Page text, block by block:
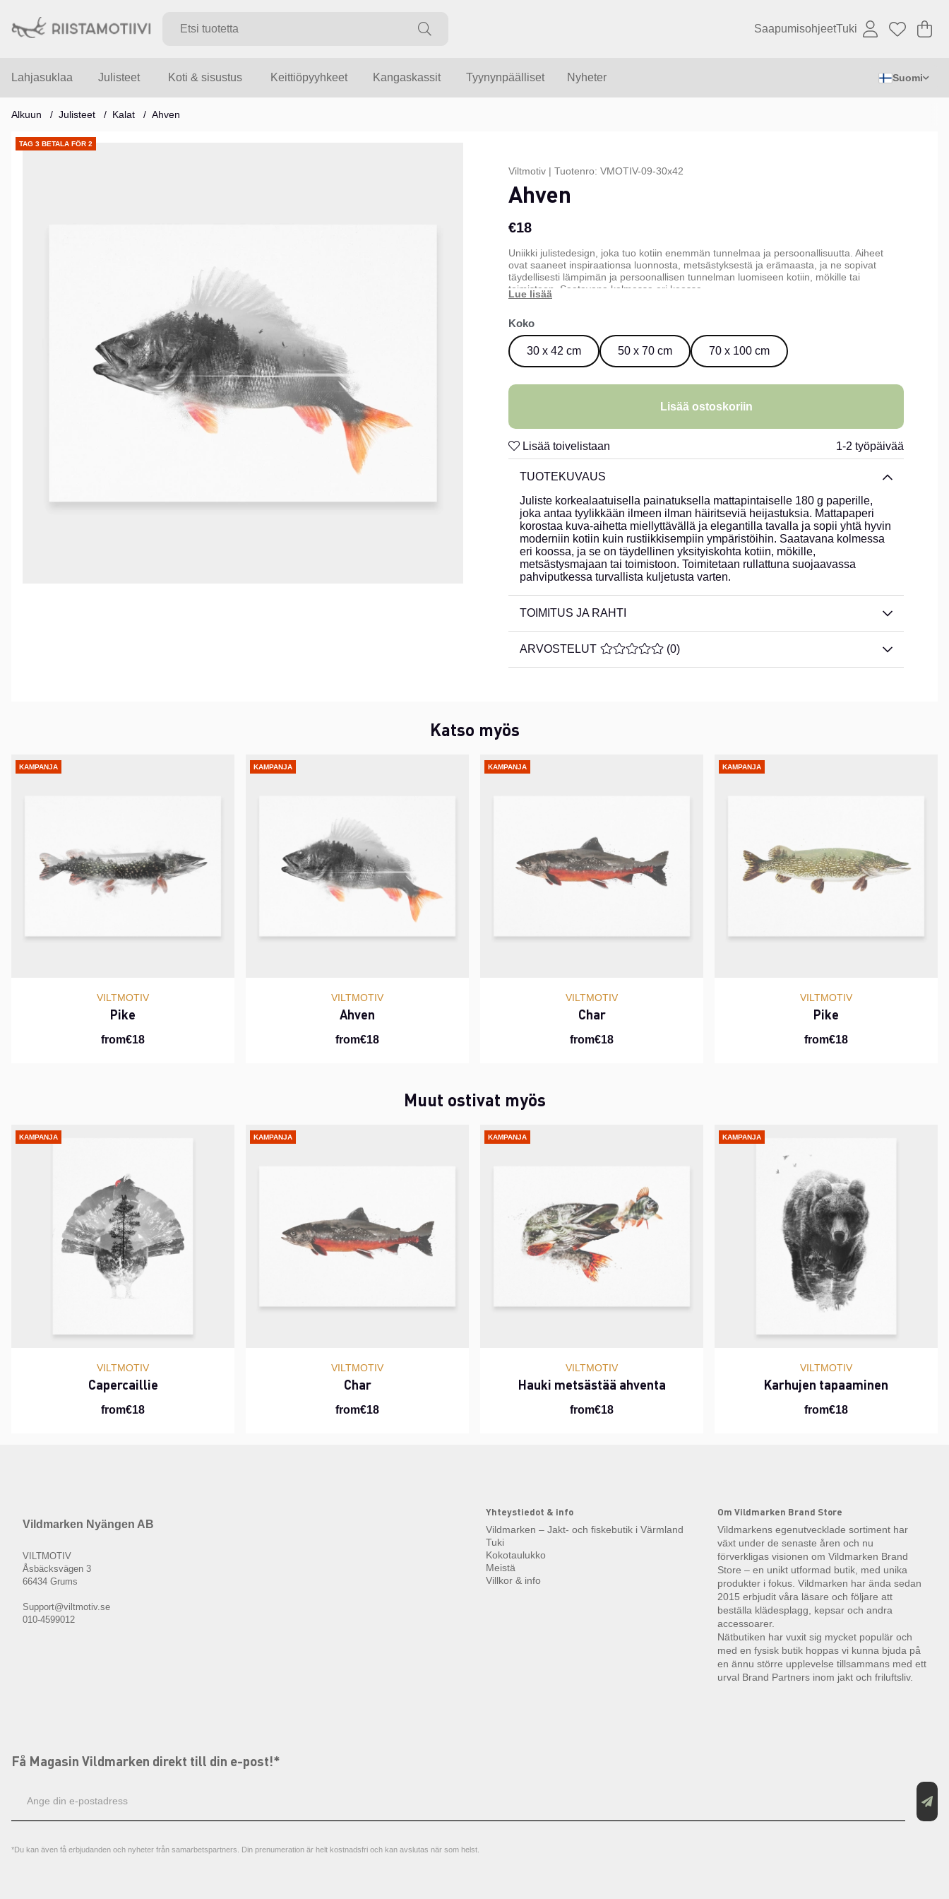
SaapumisohjeetTuki .
Lahjasuklaa Julisteet Koti & sisustus Keittiöpyyhkeet Kangaskassit Tyynynpäälliset Nyheter Suomi
Alkuun Julisteet Kalat Ahven
TAG 3 BETALA FÖR 2
Tuotekuvat
Viltmotiv | Tuotenro: VMOTIV-09-30x42
Ahven
€18
Uniikki julistedesign, joka tuo kotiin enemmän tunnelmaa ja persoonallisuutta. Aiheet
ovat saaneet inspiraationsa luonnosta, metsästyksestä ja erämaasta, ja ne sopivat
täydellisesti lämpimän ja persoonallisen tunnelman luomiseen kotiin, mökille tai
toimistoon. Saatavana kolmessa eri koossa.
Koko
30 x 42 cm 50 x 70 cm 70 x 100 cm
Lisää ostoskoriin
Lisää toivelistaan 1-2 työpäivää
TUOTEKUVAUS
Juliste korkealaatuisella painatuksella mattapintaiselle 180 g paperille,
joka antaa tyylikkään ilmeen ilman häiritseviä heijastuksia. Mattapaperi
korostaa kuva-aihetta miellyttävällä ja elegantilla tavalla ja sopii yhtä hyvin
moderniin kotiin kuin rustiikkisempiin ympäristöihin. Saatavana kolmessa
eri koossa, ja se on täydellinen yksityiskohta kotiin, mökille,
metsästysmajaan tai toimistoon. Toimitetaan rullattuna suojaavassa
pahviputkessa turvallista kuljetusta varten.
TOIMITUS JA RAHTI
ARVOSTELUT KESKIARVOLUOKITUS 0 / 5 ARVIOIDEN MÄÄRÄ 0
(0)
Katso myös
KAMPANJA
VILTMOTIV
Pike
from€18
KAMPANJA
VILTMOTIV
Ahven
from€18
KAMPANJA
VILTMOTIV
Char
from€18
KAMPANJA
VILTMOTIV
Pike
from€18
Muut ostivat myös
KAMPANJA
VILTMOTIV
Capercaillie
from€18
KAMPANJA
VILTMOTIV
Char
from€18
KAMPANJA
VILTMOTIV
Hauki metsästää ahventa
from€18
KAMPANJA
VILTMOTIV
Karhujen tapaaminen
from€18
Vildmarken Nyängen AB
VILTMOTIV
Åsbäcksvägen 3
66434 Grums
Support@viltmotiv.se
010-4599012
Yhteystiedot & info
Vildmarken – Jakt- och fiskebutik i Värmland
Tuki
Kokotaulukko
Meistä
Villkor & info
Om Vildmarken Brand Store
Vildmarkens egenutvecklade sortiment har
växt under de senaste åren och nu
förverkligas visionen om Vildmarken Brand
Store – en unikt utformad butik, med unika
produkter i fokus. Vildmarken har ända sedan
2015 erbjudit våra läsare och följare att
beställa klädesplagg, kepsar och andra
accessoarer.
Nätbutiken har vuxit sig mycket populär och
med en fysisk butik hoppas vi kunna bjuda på
en ännu större upplevelse tillsammans med ett
urval Brand Partners inom jakt och friluftsliv.
Få Magasin Vildmarken direkt till din e-post!*
postadress
*Du kan även få erbjudanden och nyheter från samarbetspartners. Din prenumeration är helt kostnadsfri och kan avslutas när som helst.